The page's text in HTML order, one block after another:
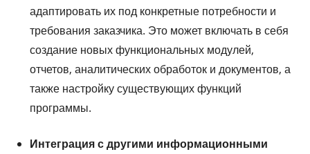
адаптировать их под конкретные потребности и
требования заказчика. Это может включать в себя
создание новых функциональных модулей,
отчетов, аналитических обработок и документов, а
также настройку существующих функций
программы.
Интеграция с другими информационными